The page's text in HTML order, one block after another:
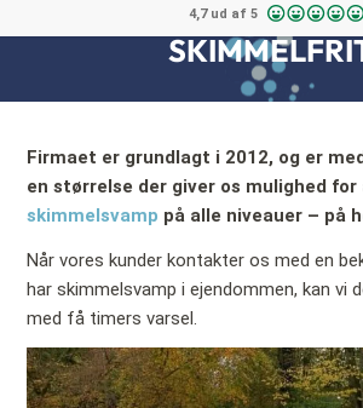
4,7 ud af 5
Firmaet er grundlagt i 2012, og er
en størrelse der giver os mulighed for
skimmelsvamp på alle niveauer – på
Når vores kunder kontakter os med en
har skimmelsvamp i ejendommen, kan vi
med få timers varsel.